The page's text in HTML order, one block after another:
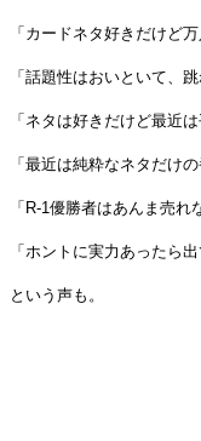
「カードネタ好きだけど
「話題性はおいといて、
「ネタは好きだけど最近
「最近は純粋なネタだけ
「R-1優勝者はあんま売れ
「ホントに実力あったら出
という声も。